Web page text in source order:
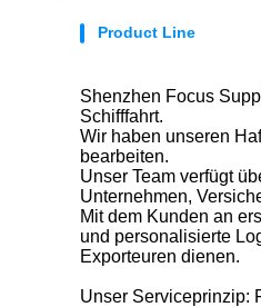
Product Line
Shenzhen Focus
Schifffahrt.
Wir haben unseren
bearbeiten.
Unser Team verfügt
Unternehmen,
Mit dem Kunden an
und personalisierte
Exporteuren dienen.
Unser Serviceprinzip: